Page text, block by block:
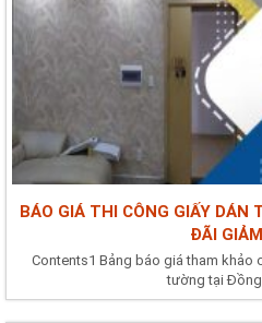
BÁO GIÁ THI CÔNG GIẤY DÁN
ĐÃI
Contents1 Bảng báo giá tham khảo
tường tại Đồng